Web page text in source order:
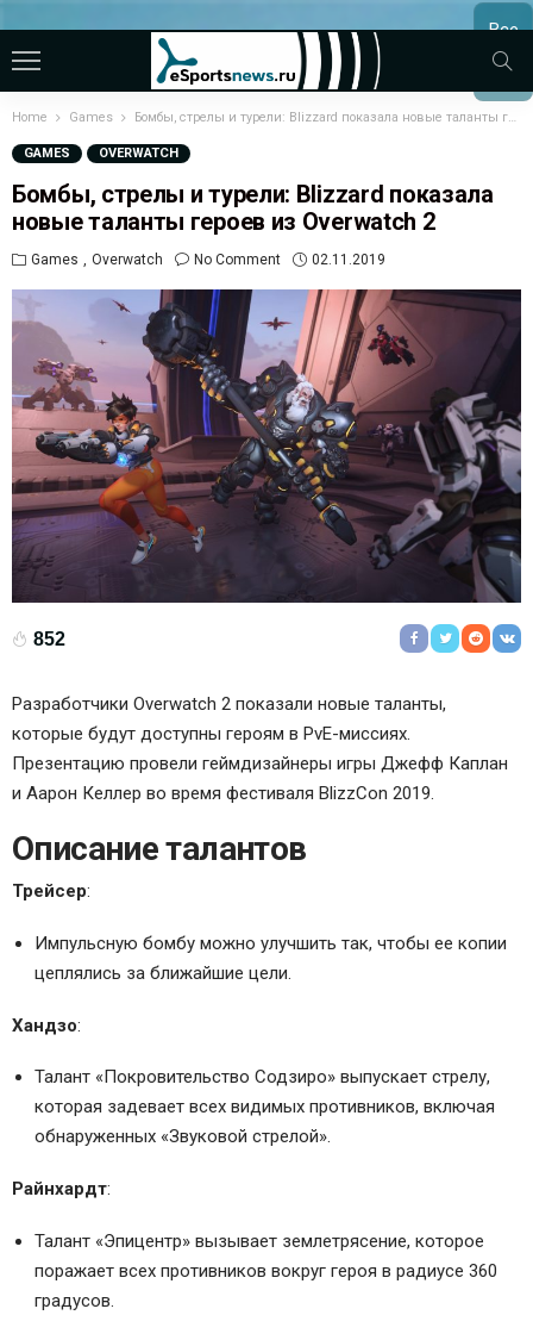
Все
МАТЧИ
Home Games Бомбы, стрелы и турели: Blizzard показала новые таланты героев из Overwatch 2
GAMES OVERWATCH
Бомбы, стрелы и турели: Blizzard показала
новые таланты героев из Overwatch 2
Games Overwatch No Comment 02.11.2019
852
Разработчики Overwatch 2 показали новые таланты,
которые будут доступны героям в PvE-миссиях.
Презентацию провели геймдизайнеры игры Джефф Каплан
и Аарон Келлер во время фестиваля BlizzCon 2019.
Описание талантов
Трейсер:
Импульсную бомбу можно улучшить так, чтобы ее копии
цеплялись за ближайшие цели.
Хандзо:
Талант «Покровительство Содзиро» выпускает стрелу,
которая задевает всех видимых противников, включая
обнаруженных «Звуковой стрелой».
Райнхардт:
Талант «Эпицентр» вызывает землетрясение, которое
поражает всех противников вокруг героя в радиусе 360
градусов.